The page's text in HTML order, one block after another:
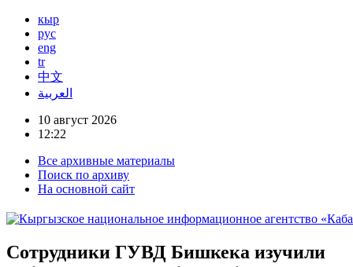
кыр
рус
eng
tr
中文
العربية
10 август 2026
12:22
Все архивные материалы
Поиск по архиву
На основной сайт
Сотрудники ГУВД Бишкека изучили